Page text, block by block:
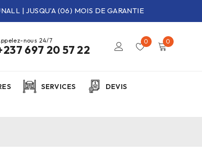
| JUSQU'A (06) MOIS DE GARANTIE
nous 24/7
697 20 57 22
0 0
SERVICES DEVIS